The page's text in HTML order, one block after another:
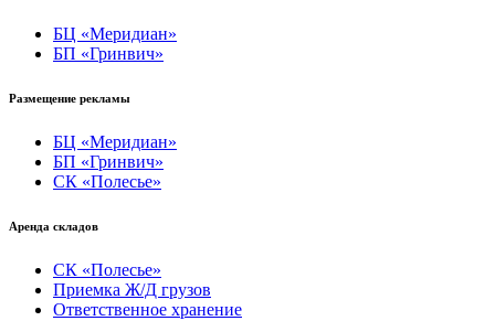
БЦ «Меридиан»
БП «Гринвич»
Размещение рекламы
БЦ «Меридиан»
БП «Гринвич»
СК «Полесье»
Аренда складов
СК «Полесье»
Приемка Ж/Д грузов
Ответственное хранение